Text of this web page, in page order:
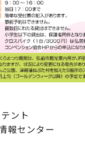
ント
報センター